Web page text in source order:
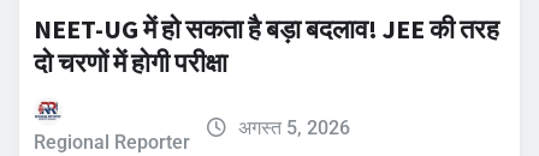
NEET-UG में हो सकता है बड़ा बदलाव! JEE की तरह
दो चरणों में होगी परीक्षा
Regional Reporter
अगस्त 5, 2026